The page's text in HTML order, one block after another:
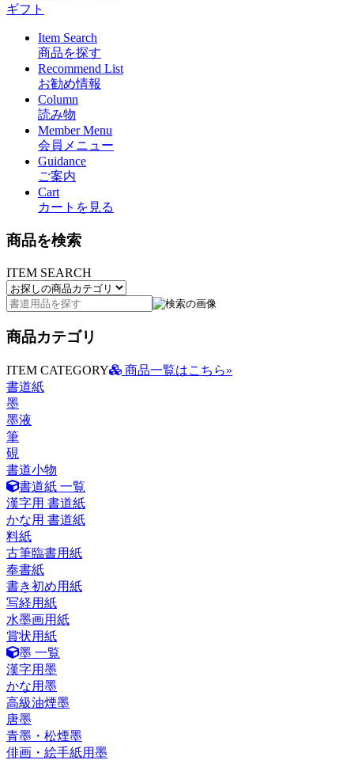
ギフト
Item Search
商品を探す
Recommend List
お勧め情報
Column
読み物
Member Menu
会員メニュー
Guidance
ご案内
Cart
カートを見る
商品を検索
ITEM SEARCH
商品カテゴリ
ITEM CATEGORY
商品一覧はこちら»
書道紙
墨
墨液
筆
硯
書道小物
書道紙 一覧
漢字用 書道紙
かな用 書道紙
料紙
古筆臨書用紙
奉書紙
書き初め用紙
写経用紙
水墨画用紙
賞状用紙
墨 一覧
漢字用墨
かな用墨
高級油煙墨
唐墨
青墨・松煙墨
俳画・絵手紙用墨